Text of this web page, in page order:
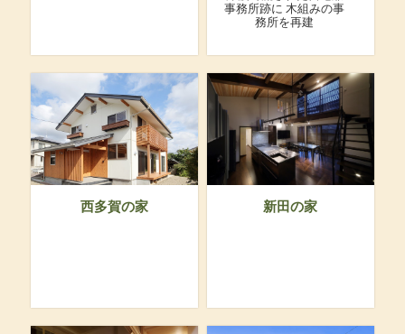
事務所跡に 木組みの事
務所を再建
西多賀の家 新田の家